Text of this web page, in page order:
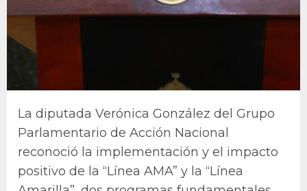
La diputada Verónica González del Grupo
Parlamentario de Acción Nacional
reconoció la implementación y el impacto
positivo de la “Línea AMA” y la “Línea